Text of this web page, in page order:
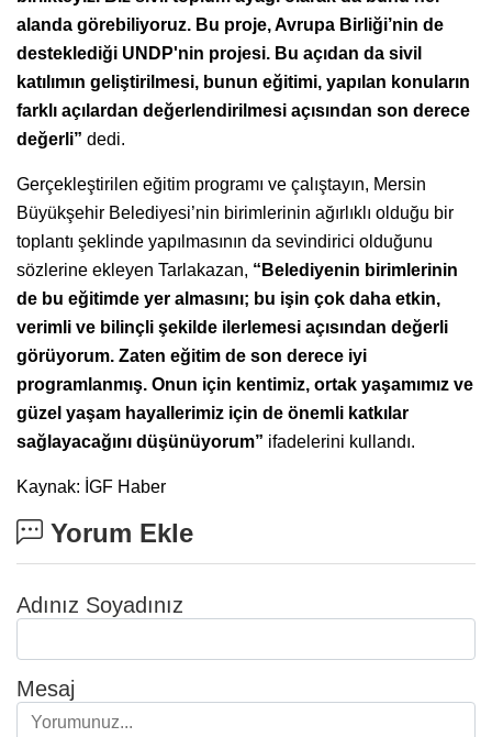
alanda görebiliyoruz. Bu proje, Avrupa Birliği’nin de
desteklediği UNDP'nin projesi. Bu açıdan da sivil
katılımın geliştirilmesi, bunun eğitimi, yapılan konuların
farklı açılardan değerlendirilmesi açısından son derece
değerli” dedi.
Gerçekleştirilen eğitim programı ve çalıştayın, Mersin
Büyükşehir Belediyesi’nin birimlerinin ağırlıklı olduğu bir
toplantı şeklinde yapılmasının da sevindirici olduğunu
sözlerine ekleyen Tarlakazan, “Belediyenin birimlerinin
de bu eğitimde yer almasını; bu işin çok daha etkin,
verimli ve bilinçli şekilde ilerlemesi açısından değerli
görüyorum. Zaten eğitim de son derece iyi
programlanmış. Onun için kentimiz, ortak yaşamımız ve
güzel yaşam hayallerimiz için de önemli katkılar
sağlayacağını düşünüyorum” ifadelerini kullandı.
Kaynak: İGF Haber
Yorum Ekle
Adınız Soyadınız
Mesaj